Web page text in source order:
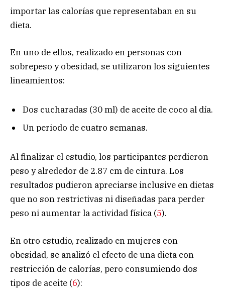
importar las calorías que representaban en su
dieta.
En uno de ellos, realizado en personas con
sobrepeso y obesidad, se utilizaron los siguientes
lineamientos:
Dos cucharadas (30 ml) de aceite de coco al día.
Un periodo de cuatro semanas.
Al finalizar el estudio, los participantes perdieron
peso y alrededor de 2.87 cm de cintura. Los
resultados pudieron apreciarse inclusive en dietas
que no son restrictivas ni diseñadas para perder
peso ni aumentar la actividad física (5).
En otro estudio, realizado en mujeres con
obesidad, se analizó el efecto de una dieta con
restricción de calorías, pero consumiendo dos
tipos de aceite (6):